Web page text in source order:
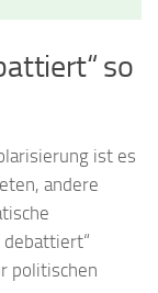
so
ist es
andere
debattiert“
politischen